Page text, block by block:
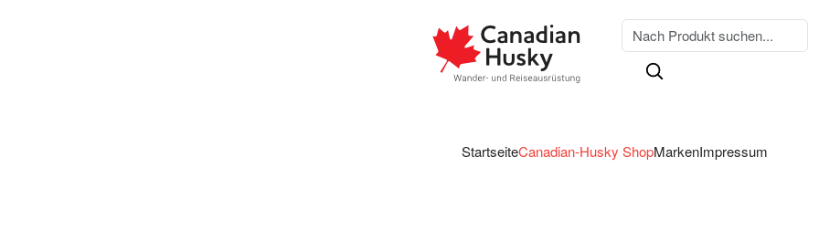
StartseiteCanadian-Husky ShopMarkenImpressum